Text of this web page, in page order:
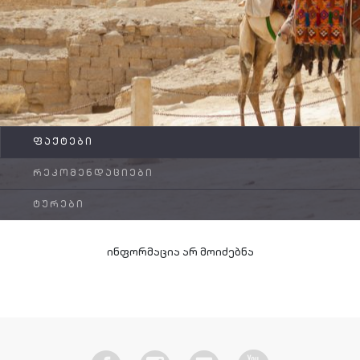
FAQ
კონტაქტი
ᲤᲐᲥᲢᲔᲑᲘ
ᲠᲔᲙᲝᲛᲔᲜᲓᲐᲪᲘᲔᲑᲘ
ᲢᲣᲠᲔᲑᲘ
ინფორმაცია არ მოიძებნა